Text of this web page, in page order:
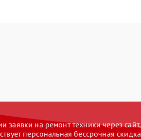
заявки на ремонт техники через сайт,
персональная бессрочная скидка